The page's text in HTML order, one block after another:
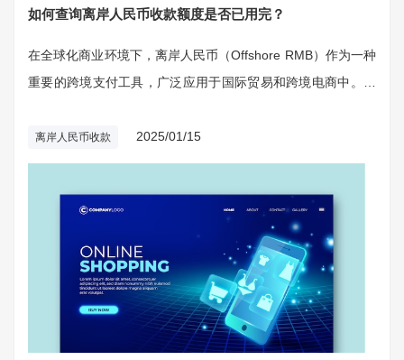
如何查询离岸人民币收款额度是否已用完？
在全球化商业环境下，离岸人民币（Offshore RMB）作为一种
重要的跨境支付工具，广泛应用于国际贸易和跨境电商中。对
使用情况至关重要。超出收款额度不仅可能带来资金流动问
题，还可能引发合规风险。
离岸人民币收款 2025/01/15